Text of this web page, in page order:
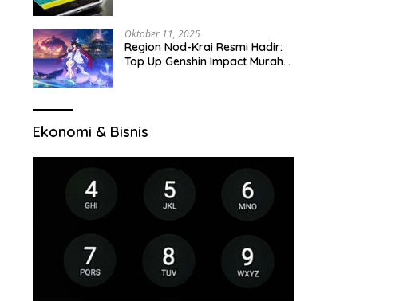
Oktober 11, 2025
Region Nod-Krai Resmi Hadir:
Top Up Genshin Impact Murah
Ekonomi & Bisnis